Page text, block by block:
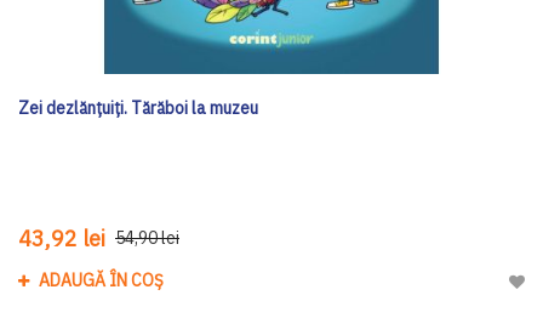
Zei dezlănțuiți. Tărăboi la muzeu
43,92 lei 54,90 lei
ADAUGĂ ÎN COȘ